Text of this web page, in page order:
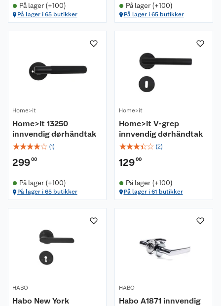
På lager (+100)
På lager i 65 butikker
På lager (+100)
På lager i 65 butikker
Home>it
Home>it 13250
innvendig dørhåndtak
☆☆☆☆☆ (1)
29900
På lager (+100)
På lager i 65 butikker
Home>it
Home>it V-grep
innvendig dørhåndtak
☆☆☆☆☆ (2)
12900
På lager (+100)
På lager i 61 butikker
HABO
Habo New York
HABO
Habo A1871 innvendig